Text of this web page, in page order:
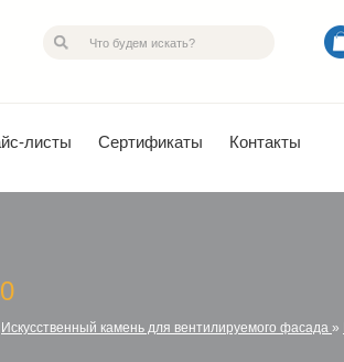
листы Сертификаты Контакты
Искусственный камень для вентилируемого фасада »